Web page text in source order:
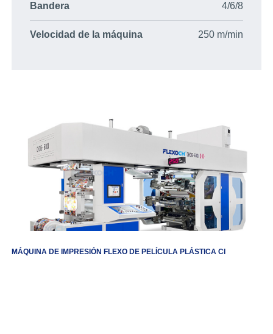
Bandera 4/6/8
Velocidad de la máquina 250 m/min
MÁQUINA DE IMPRESIÓN FLEXO DE PELÍCULA PLÁSTICA CI